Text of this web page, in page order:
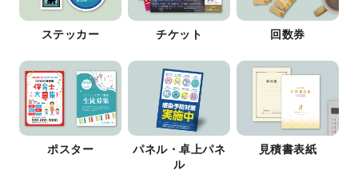
ステッカー チケット 回数券
ポスター
パネル・卓上パネ
ル
見積書表紙